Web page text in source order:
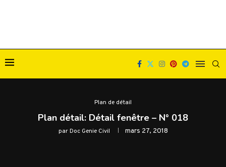
Plan de détail
Plan détail: Détail fenêtre – N° 018
parDoc Genie Civil mars 27, 2018